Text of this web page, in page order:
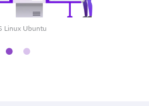
Linux Ubuntu